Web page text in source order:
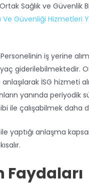
Sağlık ve Güvenlik
Ve Güvenliği Hizmetleri
iş yerine
giderilebilmektedir.
İSG
yanında periyodik
ile çalışabilmek daha
ile yaptığı anlaşma
Faydaları